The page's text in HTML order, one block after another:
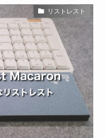
リストレスト